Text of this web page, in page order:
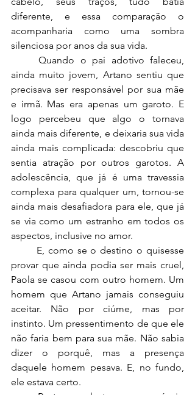
diferente, e essa comparação o
acompanharia como uma sombra
silenciosa por anos da sua vida.
	Quando o pai adotivo faleceu,
ainda muito jovem, Artano sentiu que
precisava ser responsável por sua mãe
e irmã. Mas era apenas um garoto. E
logo percebeu que algo o tornava
ainda mais diferente, e deixaria sua vida
ainda mais complicada: descobriu que
sentia atração por outros garotos. A
adolescência, que já é uma travessia
complexa para qualquer um, tornou-se
ainda mais desafiadora para ele, que já
se via como um estranho em todos os
aspectos, inclusive no amor.
provar que ainda podia ser mais cruel,
Paola se casou com outro homem. Um
homem que Artano jamais conseguiu
aceitar. Não por ciúme, mas por
instinto. Um pressentimento de que ele
não faria bem para sua mãe. Não sabia
dizer o porquê, mas a presença
daquele homem pesava. E, no fundo,
ele estava certo.